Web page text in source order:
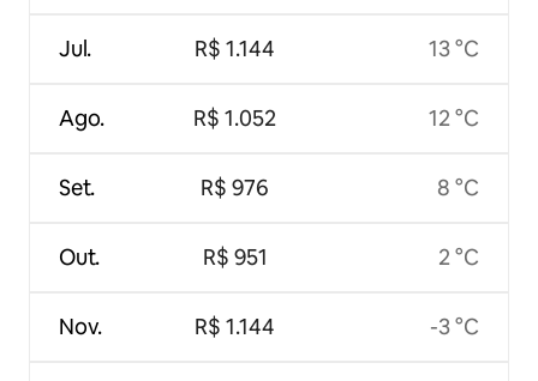
Jul.
Ago.
Set.
Out.
Nov.
R$ 1.144
R$ 1.052
R$ 976
R$ 951
R$ 1.144
13 °C
12 °C
8 °C
2 °C
-3 °C